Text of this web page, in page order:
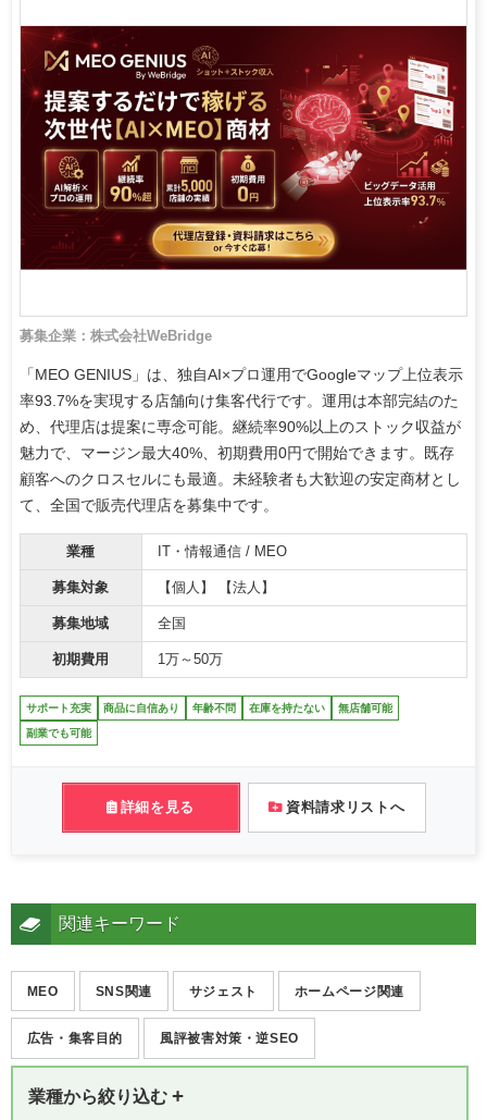
募集企業：株式会社WeBridge
「MEO GENIUS」は、独自AI×プロ運用でGoogleマップ上位表示
率93.7%を実現する店舗向け集客代行です。運用は本部完結のた
め、代理店は提案に専念可能。継続率90%以上のストック収益が
魅力で、マージン最大40%、初期費用0円で開始できます。既存
顧客へのクロスセルにも最適。未経験者も大歓迎の安定商材とし
て、全国で販売代理店を募集中です。
業種 IT・情報通信 / MEO
募集対象 【個人】 【法人】
募集地域 全国
初期費用 1万～50万
サポート充実 商品に自信あり 年齢不問 在庫を持たない 無店舗可能
副業でも可能
詳細を見る 資料請求リストへ
関連キーワード
MEO SNS関連 サジェスト ホームページ関連
広告・集客目的 風評被害対策・逆SEO
業種から絞り込む +